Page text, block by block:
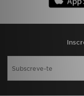
TRABALHA